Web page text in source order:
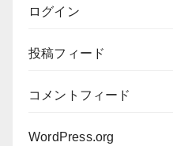
ログイン
投稿フィード
コメントフィード
WordPress.org